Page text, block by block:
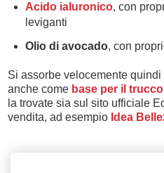
Acido ialuronico, con
leviganti
Olio di avocado, con
Si assorbe velocemente
anche come base per il trucco
la trovate sia sul sito ufficiale
vendita, ad esempio Idea